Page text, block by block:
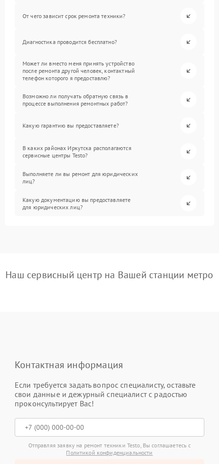
От чего зависит срок ремонта техники?
Диагностика проводится бесплатно?
Может ли вместо меня принять устройство
после ремонта другой человек, контактный
телефон которого я предоставлю?
Возможно ли получать обратную связь в
процессе выполнения ремонтных работ?
Какую гарантию вы предоставляете?
В каких районах Иркутска располагаются
сервисные центры Testo?
Выполняете ли вы ремонт для юридических
лиц?
Какую документацию вы предоставляете
для юридических лиц?
Наш сервисный центр на Вашей станции метро
Контактная информация
Если требуется задать вопрос специалисту, оставьте
свои данные и дежурный специалист с радостью
проконсультирует Вас!
Отправляя заявку на ремонт техники Testo, Вы соглашаетесь с
Политикой конфиденциальности